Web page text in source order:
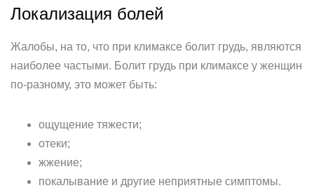
Локализация болей
Жалобы, на то, что при климаксе болит грудь, являются
наиболее частыми. Болит грудь при климаксе у женщин
по-разному, это может быть:
ощущение тяжести;
отеки;
жжение;
покалывание и другие неприятные симптомы.